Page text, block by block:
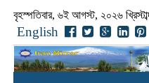
বৃহস্পতিবার, ৬ই আগস্ট, ২০২৬
English